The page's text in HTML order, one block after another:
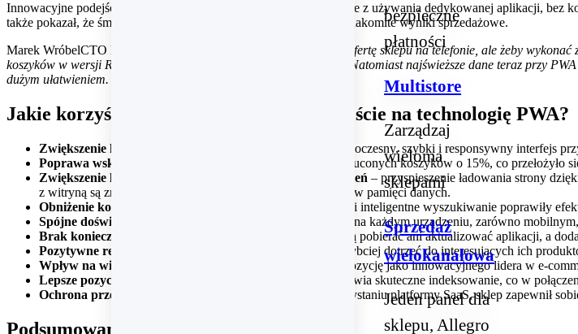
bezpieczne
płatności
Multistore
Zarządzaj
wieloma
sklepami
Sprzedaż
wielokanałowa
Jeden panel dla
sklepu, Allegro
Innowacyjne podejście pozwala kupującym odczuć korzyści płynące z używania dedykowanej aplikacji,
także pokazał, że śmiałe podejście do technologii może przynieść znakomite wyniki sprzedażowe.
Marek WróbelCTO Preorder
Mieliśmy klientów, którzy przeglądali ofertę sklepu na telefonie, ale żeby
koszyków w wersji RWD w samej aplikacji było na poziomie 60%. Natomiast najświeższe dane teraz przy
dużym ułatwieniem.
Jakie korzyści dla sklepu przyniosło przejście na technologię PWA?
Zwiększenie konwersji na urządzeniach mobilnych
– nowoczesny, szybki i responsywny interfejs
Poprawa wskaźników sprzedażowych
– zmniejszenie porzuconych koszyków o 15%, co
Zwiększenie liczby sesji i obniżenie współczynnika odrzuceń – przyspieszenie ładowania strony
z witryną są znacznie szybsze i płynniejsze dzięki zapisanym w pamięci danych.
Obniżenie kosztów pozyskania klienta
– lepsza wydajność i inteligentne wyszukiwanie poprawiły
Spójne doświadczenie zakupowe
– zunifikowane wrażenia na każdym urządzeniu, zarówno
Brak konieczności instalacji aplikacji
– kupujący nie muszą pobierać ani aktualizować aplikacji, a
Pozytywne reakcje klientów
– dzięki PWA klienci mogą szybciej dotrzeć do interesujących ich
Wpływ na wizerunek marki
– Preorder.pl umocnił swoją pozycję jako innowacyjnego lidera w
Lepsze pozycjonowanie w wyszukiwarkach
– SSR umożliwia skuteczne indeksowanie, co w
Ochrona przed długiem technologicznym
– dzięki wykorzystaniu platformy SaaS, sklep zapewnił
Podsumowanie